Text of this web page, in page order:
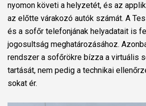
nyomon követi a helyzetét, és az
az előtte várakozó autók számát. A
és a sofőr telefonjának helyadatait is
jogosultság meghatározásához.
rendszer a sofőrökre bízza a virtuális
tartását, nem pedig a technikai
sokat ér.